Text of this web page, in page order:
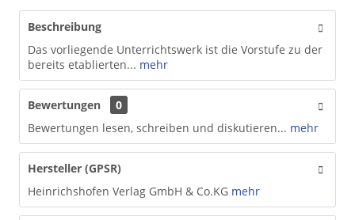
Beschreibung
Das vorliegende Unterrichtswerk ist die Vorstufe zu der
bereits etablierten... mehr
Bewertungen
0
Bewertungen lesen, schreiben und diskutieren... mehr
Hersteller (GPSR)
Heinrichshofen Verlag GmbH & Co.KG mehr